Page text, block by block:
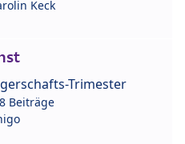
Keck
Trimester
Beiträge